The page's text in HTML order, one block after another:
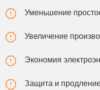
Уменьшение
Увеличение
Экономия
Защита и